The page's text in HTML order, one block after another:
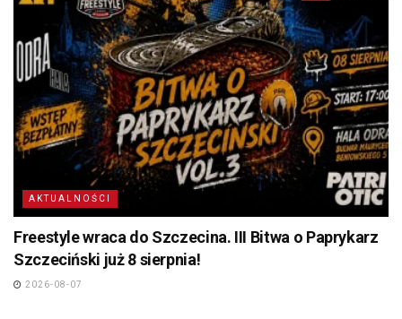
AKTUALNOŚCI
Freestyle wraca do Szczecina. III Bitwa o Paprykarz
Szczeciński już 8 sierpnia!
2026-08-07